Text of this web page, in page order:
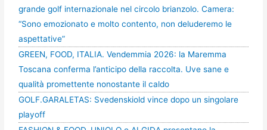
grande golf internazionale nel circolo brianzolo. Camera:
“Sono emozionato e molto contento, non deluderemo le
aspettative”
GREEN, FOOD, ITALIA. Vendemmia 2026: la Maremma
Toscana conferma l’anticipo della raccolta. Uve sane e
qualità promettente nonostante il caldo
GOLF.GARALETAS: Svedenskiold vince dopo un singolare
playoff